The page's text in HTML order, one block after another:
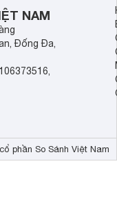
thể chất mà còn hỗ
giác.
NAM
Đống Đa,
phần So Sánh Việt Nam